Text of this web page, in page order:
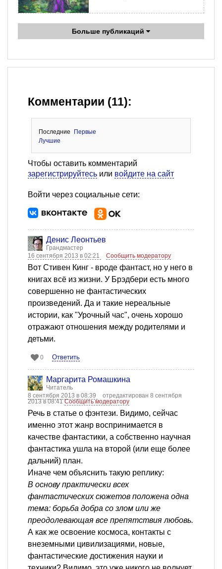
Больше публикаций
Комментарии (11):
Последние
Первые
Лучшие
Чтобы оставить комментарий
зарегистрируйтесь или войдите на сайт
Войти через социальные сети:
Денис Леонтьев
Грандмастер
16 сентября 2013 в 02:21
Сообщить модератору
Вот Стивен Кинг - вроде фантаст, но у него в
книгах всё из жизни. У Брэдбери есть много
совершенно не фантастических
произведений. Да и такие нереальные
истории, как "Урочный час", очень хорошо
отражают отношения между родителями и
детьми.
0 Ответить
Маргарита Ромашкина
Читатель
8 сентября 2013 в 08:39
отредактирован 8 сентября
2013 в 08:41Сообщить модератору
Речь в статье о фэнтези. Видимо, сейчас
именно этот жанр воспринимается в
качестве фантастики, а собственно научная
фантастика ушла на второй (или еще более
дальний) план.
Иначе чем объяснить такую реплику:
В основу практически всех
фантастических сюжетов положена одна
тема: борьба добра со злом или же
преодолевающая все препятствия любовь.
А как же освоение космоса, контакты с
внеземными цивилизациями, новые,
фантастические достижения науки и